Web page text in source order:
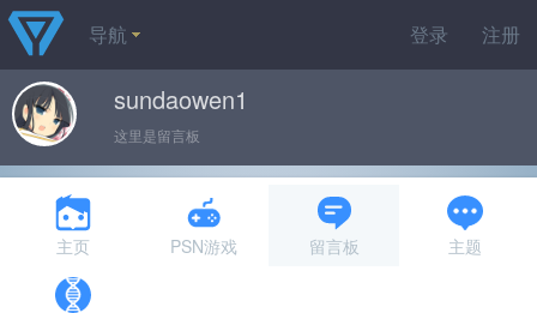
登录 注册
导航
sundaowen1
这里是留言板
主页 PSN游戏 留言板 主题